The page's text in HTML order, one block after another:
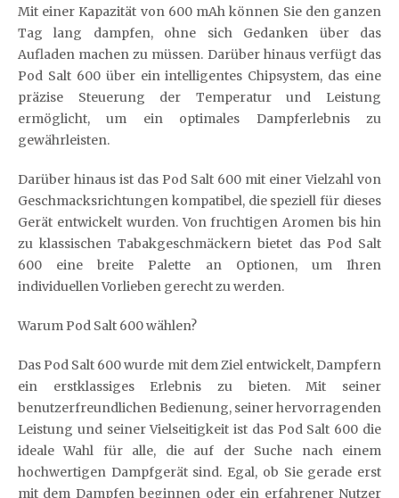
Mit einer Kapazität von 600 mAh können Sie den ganzen
Tag lang dampfen, ohne sich Gedanken über das
Aufladen machen zu müssen. Darüber hinaus verfügt das
Pod Salt 600 über ein intelligentes Chipsystem, das eine
präzise Steuerung der Temperatur und Leistung
ermöglicht, um ein optimales Dampferlebnis zu
gewährleisten.
Darüber hinaus ist das Pod Salt 600 mit einer Vielzahl von
Geschmacksrichtungen kompatibel, die speziell für dieses
Gerät entwickelt wurden. Von fruchtigen Aromen bis hin
zu klassischen Tabakgeschmäckern bietet das Pod Salt
600 eine breite Palette an Optionen, um Ihren
individuellen Vorlieben gerecht zu werden.
Warum Pod Salt 600 wählen?
Das Pod Salt 600 wurde mit dem Ziel entwickelt, Dampfern
ein erstklassiges Erlebnis zu bieten. Mit seiner
benutzerfreundlichen Bedienung, seiner hervorragenden
Leistung und seiner Vielseitigkeit ist das Pod Salt 600 die
ideale Wahl für alle, die auf der Suche nach einem
hochwertigen Dampfgerät sind. Egal, ob Sie gerade erst
mit dem Dampfen beginnen oder ein erfahrener Nutzer